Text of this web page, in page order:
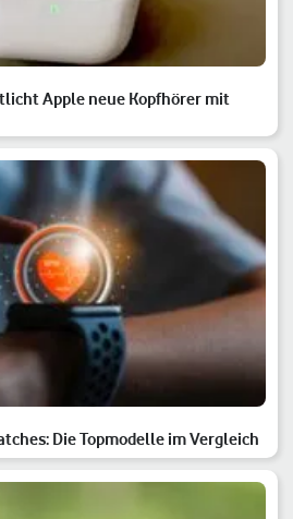
Apple neue Kopfhörer mit
Die Topmodelle im Vergleich